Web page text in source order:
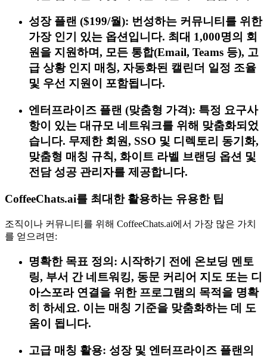
성장 플랜 ($199/월): 번성하는 커뮤니티를 위한
가장 인기 있는 옵션입니다. 최대 1,000명의 회
원을 지원하며, 모든 통합(Email, Teams 등), 고
급 상황 인지 매칭, 자동화된 캘린더 일정 조율
및 우선 지원이 포함됩니다.
엔터프라이즈 플랜 (맞춤형 가격): 특정 요구사
항이 있는 대규모 네트워크를 위해 맞춤화되었
습니다. 무제한 회원, SSO 및 디렉토리 동기화,
맞춤형 매칭 규칙, 화이트 라벨 브랜딩 옵션 및
전담 성공 관리자를 제공합니다.
CoffeeChats.ai를 최대한 활용하는 유용한 팁
조직이나 커뮤니티를 위해 CoffeeChats.ai에서 가장 많은 가치
를 얻으려면:
명확한 목표 정의: 시작하기 전에 온보딩 멘토
링, 부서 간 네트워킹, 동문 커리어 지도 또는 디
아스포라 연결을 위한 프로그램의 목적을 명확
히 하세요. 이는 매칭 기준을 맞춤화하는 데 도
움이 됩니다.
고급 매칭 활용: 성장 및 엔터프라이즈 플랜의